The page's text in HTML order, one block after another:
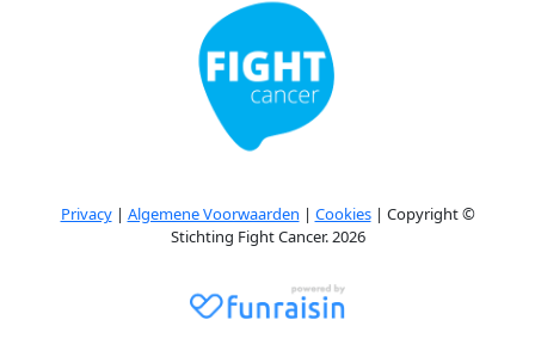
Privacy| Algemene Voorwaarden | Cookies| Copyright ©
Stichting Fight Cancer. 2026